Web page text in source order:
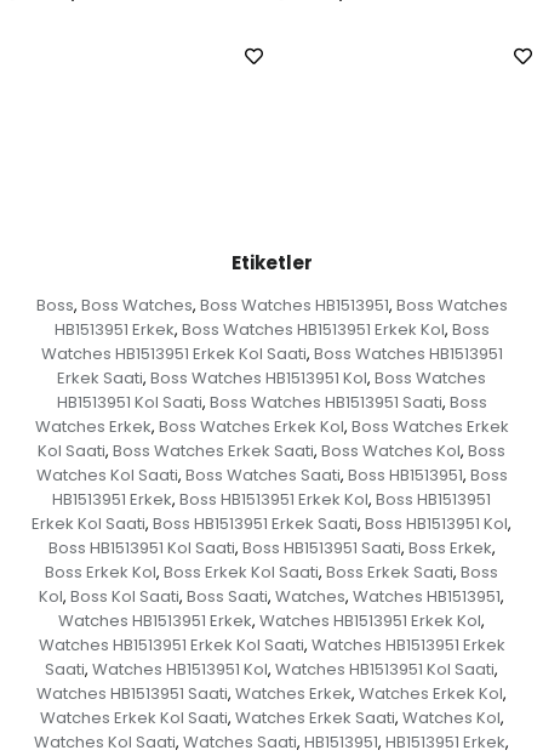
Etiketler
Boss, Boss Watches, Boss Watches HB1513951, Boss Watches
HB1513951 Erkek, Boss Watches HB1513951 Erkek Kol, Boss
Watches HB1513951 Erkek Kol Saati, Boss Watches HB1513951
Erkek Saati, Boss Watches HB1513951 Kol, Boss Watches
HB1513951 Kol Saati, Boss Watches HB1513951 Saati, Boss
Watches Erkek, Boss Watches Erkek Kol, Boss Watches Erkek
Kol Saati, Boss Watches Erkek Saati, Boss Watches Kol, Boss
Watches Kol Saati, Boss Watches Saati, Boss HB1513951, Boss
HB1513951 Erkek, Boss HB1513951 Erkek Kol, Boss HB1513951
Erkek Kol Saati, Boss HB1513951 Erkek Saati, Boss HB1513951 Kol,
Boss HB1513951 Kol Saati, Boss HB1513951 Saati, Boss Erkek,
Boss Erkek Kol, Boss Erkek Kol Saati, Boss Erkek Saati, Boss
Kol, Boss Kol Saati, Boss Saati, Watches, Watches HB1513951,
Watches HB1513951 Erkek, Watches HB1513951 Erkek Kol,
Watches HB1513951 Erkek Kol Saati, Watches HB1513951 Erkek
Saati, Watches HB1513951 Kol, Watches HB1513951 Kol Saati,
Watches HB1513951 Saati, Watches Erkek, Watches Erkek Kol,
Watches Erkek Kol Saati, Watches Erkek Saati, Watches Kol,
Watches Kol Saati, Watches Saati, HB1513951, HB1513951 Erkek,